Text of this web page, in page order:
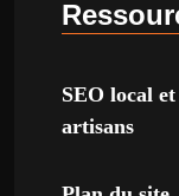
SEO local
artisans